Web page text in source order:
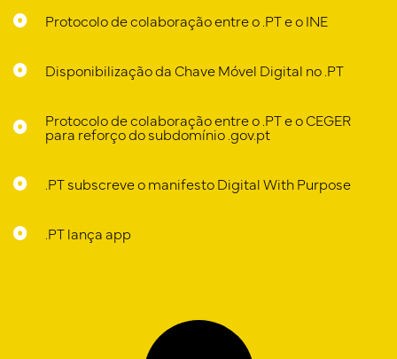
Protocolo de colaboração entre o .PT e o INE
Disponibilização da Chave Móvel Digital no .PT
Protocolo de colaboração entre o .PT e o CEGER
para reforço do subdomínio .gov.pt
.PT subscreve o manifesto Digital With Purpose
.PT lança app